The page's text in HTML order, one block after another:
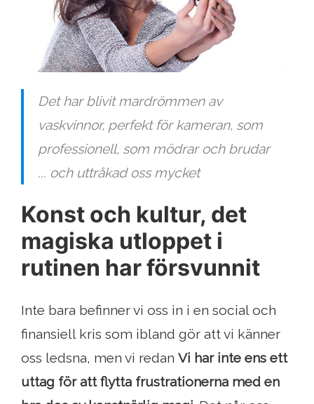
Det har blivit mardrömmen av
vaskvinnor, perfekt för kameran, som
professionell, som mödrar och brudar
... och uttråkad oss ​​mycket
Konst och kultur, det
magiska utloppet i
rutinen har försvunnit
Inte bara befinner vi oss in i en social och
finansiell kris som ibland gör att vi känner
oss ledsna, men vi redan Vi har inte ens ett
uttag för att flytta frustrationerna med en